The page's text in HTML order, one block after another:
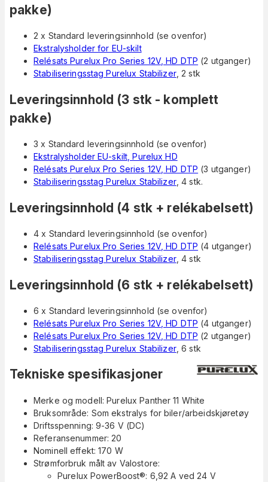
pakke)
2 x Standard leveringsinnhold (se ovenfor)
Ekstralysholder for EU-skilt
Relésats Purelux Pro Series 12V, HD DTP (2 utganger)
Stabiliseringsstag Purelux Stabilizer, 2 stk
Leveringsinnhold (3 stk - komplett
pakke)
3 x Standard leveringsinnhold (se ovenfor)
Ekstralysholder EU-skilt, Purelux HD
Relésats Purelux Pro Series 12V, HD DTP (3 utganger)
Stabiliseringsstag Purelux Stabilizer, 4 stk.
Leveringsinnhold (4 stk + relékabelsett)
4 x Standard leveringsinnhold (se ovenfor)
Relésats Purelux Pro Series 12V, HD DTP (4 utganger)
Stabiliseringsstag Purelux Stabilizer, 4 stk
Leveringsinnhold (6 stk + relékabelsett)
6 x Standard leveringsinnhold (se ovenfor)
Relésats Purelux Pro Series 12V, HD DTP (4 utganger)
Relésats Purelux Pro Series 12V, HD DTP (2 utganger)
Stabiliseringsstag Purelux Stabilizer, 6 stk
Tekniske spesifikasjoner
Merke og modell: Purelux Panther 11 White
Bruksområde: Som ekstralys for biler/arbeidskjøretøy
Driftsspenning: 9-36 V (DC)
Referansenummer: 20
Nominell effekt: 170 W
Strømforbruk målt av Valostore:
Purelux PowerBoost®: 6,92 A ved 24 V